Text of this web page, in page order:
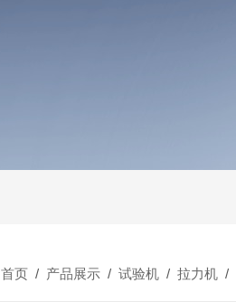
首页 / 产品展示 / 试验机 / 拉力机 /